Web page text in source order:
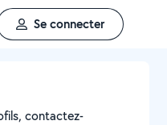
Se connecter
contactez-